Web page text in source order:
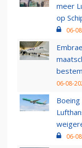
meer
op
06-
06-08-
06-